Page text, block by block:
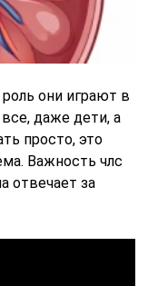
они играют в
даже дети, а
просто, это
Важность члс
отвечает за